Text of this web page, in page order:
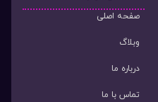
صفحه اصلی
وبلاگ
درباره ما
تماس با ما